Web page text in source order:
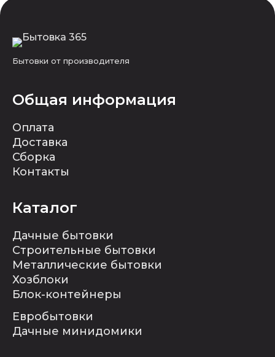
Бытовки от производителя
Общая информация
Оплата
Доставка
Сборка
Контакты
Каталог
Дачные бытовки
Строительные бытовки
Металлические бытовки
Хозблоки
Блок-контейнеры
Евробытовки
Дачные минидомики